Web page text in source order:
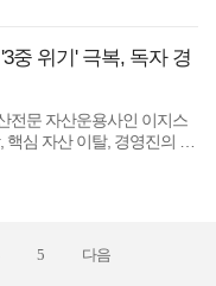
중 위기' 극복, 독자 경
전문 자산운용사인 이지스
심 자산 이탈, 경영진의 사
리고 있었지만, 최근 관련
5 다음